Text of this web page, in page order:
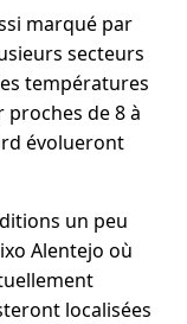
marqué par
secteurs
températures
de 8 à
évolueront
un peu
Alentejo où
localisées